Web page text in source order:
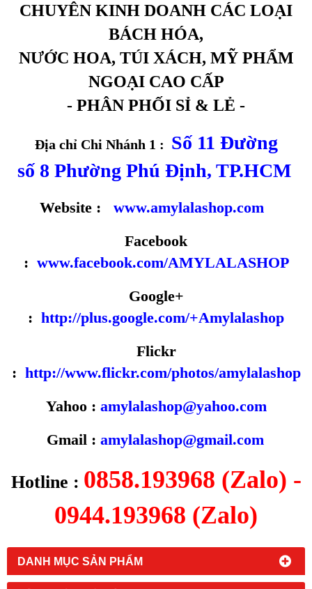
DANH MỤC SẢN PHẨM
CHUYÊN KINH DOANH CÁC LOẠI
BÁCH HÓA,
NƯỚC HOA, TÚI XÁCH, MỸ PHẨM
NGOẠI CAO CẤP
- PHÂN PHỐI SỈ & LẺ -
Địa chỉ Chi Nhánh 1 : Số 11 Đường
số 8 Phường Phú Định, TP.HCM
Website :
www.amylalashop.com
Facebook
: www.facebook.com/AMYLALASHOP
Google+
: http://plus.google.com/+Amylalashop
Flickr
: http://www.flickr.com/photos/amylalashop
Yahoo : amylalashop@yahoo.com
Gmail : amylalashop@gmail.com
Hotline : 0858.193968 (Zalo) -
0944.193968 (Zalo)